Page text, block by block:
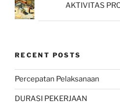
AKTIVITAS
RECENT POSTS
Percepatan Pelaksanaan
DURASI PEKERJAAN